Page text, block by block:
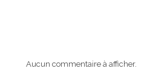
Aucun commentaire à afficher.